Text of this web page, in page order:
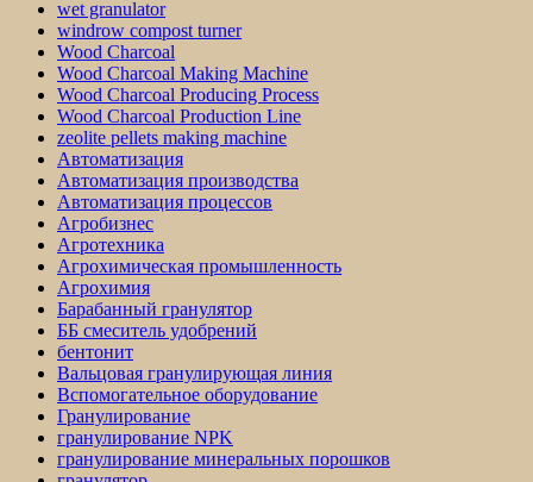
wet granulator
windrow compost turner
Wood Charcoal
Wood Charcoal Making Machine
Wood Charcoal Producing Process
Wood Charcoal Production Line
zeolite pellets making machine
Автоматизация
Автоматизация производства
Автоматизация процессов
Агробизнес
Агротехника
Агрохимическая промышленность
Агрохимия
Барабанный гранулятор
ББ смеситель удобрений
бентонит
Вальцовая гранулирующая линия
Вспомогательное оборудование
Гранулирование
гранулирование NPK
гранулирование минеральных порошков